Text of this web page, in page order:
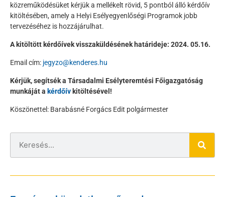
közreműködésüket kérjük a mellékelt rövid, 5 pontból álló kérdőív
kitöltésében, amely a Helyi Esélyegyenlőségi Programok jobb
tervezéséhez is hozzájárulhat.
A kitöltött kérdőívek visszaküldésének határideje: 2024. 05.16.
Email cím: jegyzo@kenderes.hu
Kérjük, segítsék a Társadalmi Esélyteremtési Főigazgatóság
munkáját a kérdőívkitöltésével!
Köszönettel: Barabásné Forgács Edit polgármester